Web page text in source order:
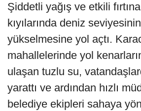
Şiddetli yağış ve etkili
kıyılarında deniz
yükselmesine yol açtı.
mahallelerinde yol
ulaşan tuzlu su,
yarattı ve ardından hızlı
belediye ekipleri sahaya